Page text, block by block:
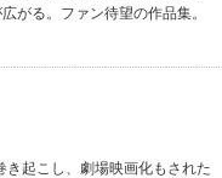
がる。ファン待望の作品集。
起こし、劇場映画化もされた